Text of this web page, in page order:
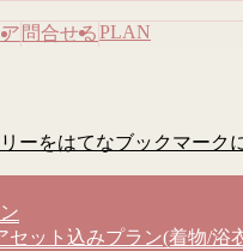
問合せるPLAN
セット込みプラン(着物/浴